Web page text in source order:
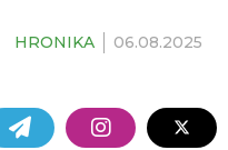
HRONIKA 06.08.2025